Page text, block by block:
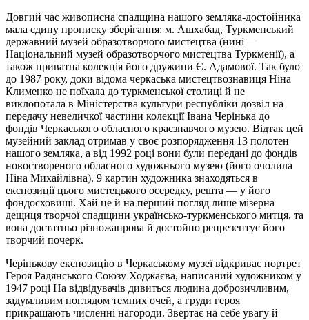
Довгий час живописна спадщина нашого земляка-достойника
мала єдину прописку зберігання: м. Ашхабад, Туркменський
державний музей образотворчого мистецтва (нині —
Національний музей образотворчого мистецтва Туркменії), а
також приватна колекція його дружини Є. Адамової. Так було
до 1987 року, доки відома черкаська мистецтвознавиця Ніна
Клименко не поїхала до туркменської столиці й не
виклопотала в Міністерства культури республіки дозвіл на
передачу невеличкої частини колекції Івана Черінька до
фондів Черкаського обласного краєзнавчого музею. Відтак цей
музейний заклад отримав у своє розпорядження 13 полотен
нашого земляка, а від 1992 році вони були передані до фондів
новоствореного обласного художнього музею (його очолила
Ніна Михайлівна). 9 картин художника знаходяться в
експозиції цього мистецького осередку, решта — у його
фондосховищі. Хай це й на перший погляд лише мізерна
дещиця творчої спадщини українсько-туркменського митця, та
вона достатньо різножанрова й достойно репрезентує його
творчий почерк.
Черінькову експозицію в Черкаському музеї відкриває портрет
Героя Радянського Союзу Ходжаєва, написаний художником у
1947 році На відвідувачів дивиться людина доброзичливим,
задумливим поглядом темних очей, а груди героя
прикрашають численні нагороди. Звертає на себе увагу й